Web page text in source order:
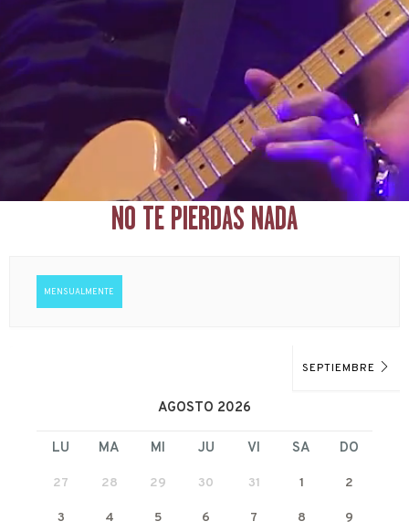
NO TE PIERDAS NADA
MENSUALMENTE
AGOSTO 2026
SEPTIEMBRE
LU MA MI JU VI SA DO
27 28 29 30 31 1 2
3 4 5 6 7 8 9